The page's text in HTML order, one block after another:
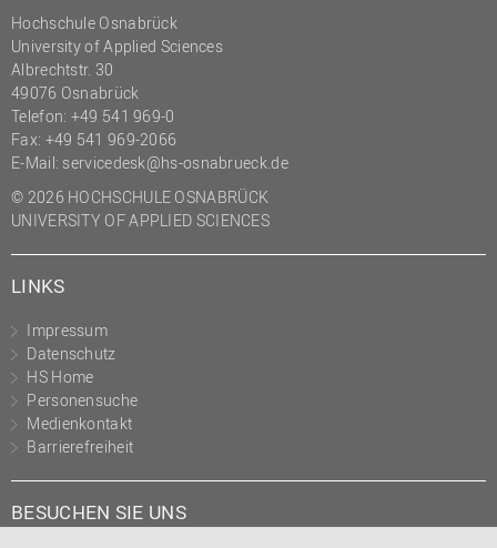
Projekte des Präsidiums
Projektmanagement Office
(PMO)
Prozessmanagement
Recht
Studierendensekretariat
Studium und Lehre
Transfer- und
Hochschule Osnabrück
University of Applied Sciences
Albrechtstr. 30
49076 Osnabrück
Telefon: +49 541 969-0
Fax: +49 541 969-2066
E-Mail: servicedesk@hs-osnabrueck.de
© 2026 HOCHSCHULE OSNABRÜCK
UNIVERSITY OF APPLIED SCIENCES
LINKS
Impressum
Datenschutz
HS Home
Personensuche
Medienkontakt
Barrierefreiheit
BESUCHEN SIE UNS